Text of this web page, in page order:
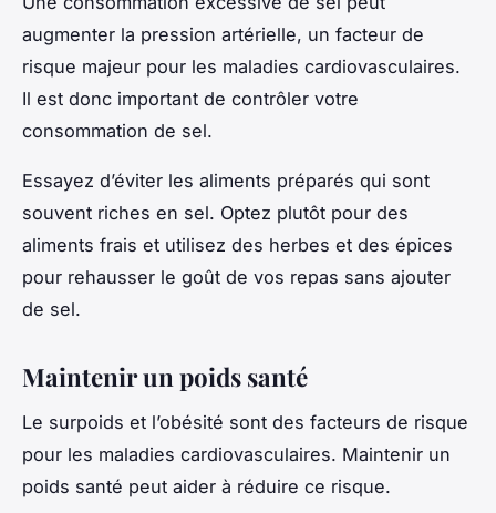
augmenter la pression artérielle, un facteur de
risque majeur pour les maladies cardiovasculaires.
Il est donc important de contrôler votre
consommation de sel.
Essayez d’éviter les aliments préparés qui sont
souvent riches en sel. Optez plutôt pour des
aliments frais et utilisez des herbes et des épices
pour rehausser le goût de vos repas sans ajouter
de sel.
Maintenir un poids santé
Le surpoids et l’obésité sont des facteurs de risque
pour les maladies cardiovasculaires. Maintenir un
poids santé peut aider à réduire ce risque.